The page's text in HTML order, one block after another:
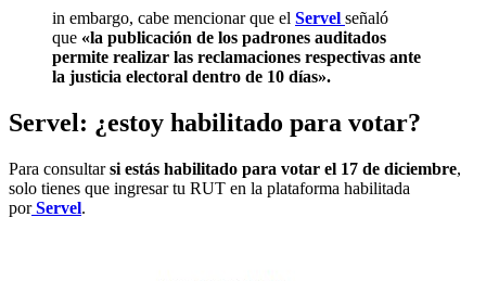
in embargo, cabe mencionar que el Servel señaló
que «la publicación de los padrones auditados
permite realizar las reclamaciones respectivas ante
la justicia electoral dentro de 10 días».
Servel: ¿estoy habilitado para votar?
Para consultarsi estás habilitado para votar el 17 de diciembre,
solo tienes que ingresar tu RUT en la plataforma habilitada
porServel.